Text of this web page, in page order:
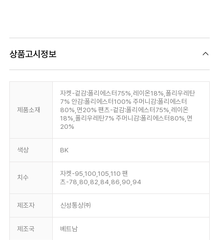
상품고시정보
제품소재
자켓-겉감:폴리에스터75%,레이온18%,폴리우레탄
7% 안감:폴리에스터100% 주머니감:폴리에스터
80%,면20% 팬츠-겉감:폴리에스터75%,레이온
18%,폴리우레탄7% 주머니감:폴리에스터80%,면
20%
색상 BK
치수
자켓-95,100,105,110 팬
츠-78,80,82,84,86,90,94
제조자 신성통상㈜
제조국 베트남